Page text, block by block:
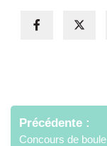
de
l’article
Précédente
Concours de boule